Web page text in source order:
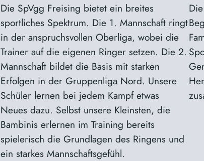
Die SpVgg Freising bietet ein breites
sportliches Spektrum. Die 1. Mannschaft ringt
in der anspruchsvollen Oberliga, wobei die
Trainer auf die eigenen Ringer setzen. Die 2.
Mannschaft bildet die Basis mit starken
Erfolgen in der Gruppenliga Nord. Unsere
Schüler lernen bei jedem Kampf etwas
Neues dazu. Selbst unsere Kleinsten, die
Bambinis erlernen im Training bereits
spielerisch die Grundlagen des Ringens und
ein starkes Mannschaftsgefühl.